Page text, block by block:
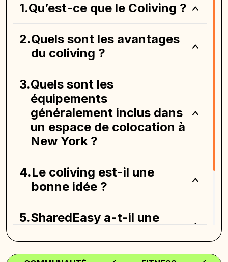
Qu’est-ce que le Coliving ?
Quels sont les avantages
du coliving ?
Quels sont les
équipements
généralement inclus dans
un espace de colocation à
New York ?
Le coliving est-il une
bonne idée ?
SharedEasy a-t-il une